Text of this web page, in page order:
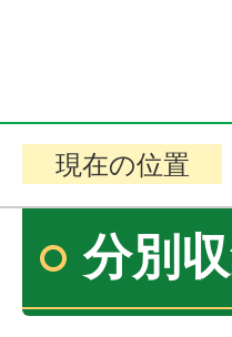
現在の位置
分別